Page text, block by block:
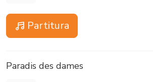
Partitura
Paradis des dames